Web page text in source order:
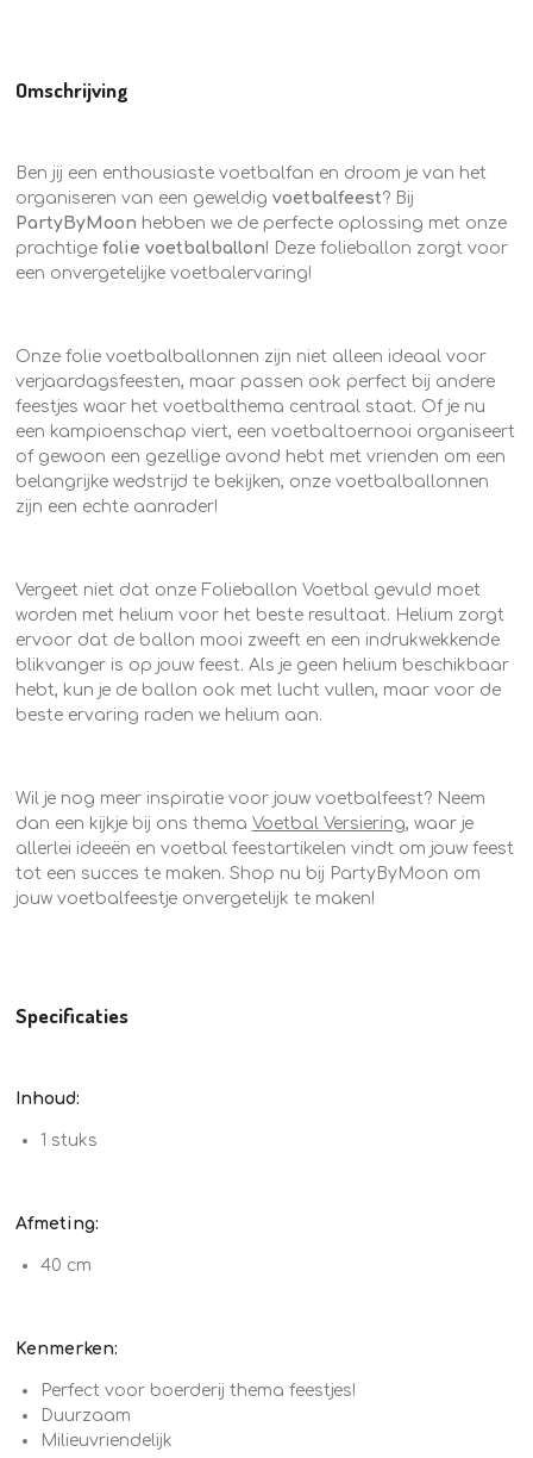
Omschrijving
Ben jij een enthousiaste voetbalfan en droom je van het
organiseren van een geweldig voetbalfeest? Bij
PartyByMoon hebben we de perfecte oplossing met onze
prachtige folie voetbalballon! Deze folieballon zorgt voor
een onvergetelijke voetbalervaring!
Onze folie voetbalballonnen zijn niet alleen ideaal voor
verjaardagsfeesten, maar passen ook perfect bij andere
feestjes waar het voetbalthema centraal staat. Of je nu
een kampioenschap viert, een voetbaltoernooi organiseert
of gewoon een gezellige avond hebt met vrienden om een
belangrijke wedstrijd te bekijken, onze voetbalballonnen
zijn een echte aanrader!
Vergeet niet dat onze Folieballon Voetbal gevuld moet
worden met helium voor het beste resultaat. Helium zorgt
ervoor dat de ballon mooi zweeft en een indrukwekkende
blikvanger is op jouw feest. Als je geen helium beschikbaar
hebt, kun je de ballon ook met lucht vullen, maar voor de
beste ervaring raden we helium aan.
Wil je nog meer inspiratie voor jouw voetbalfeest? Neem
dan een kijkje bij ons thema Voetbal Versiering, waar je
allerlei ideeën en voetbal feestartikelen vindt om jouw feest
tot een succes te maken. Shop nu bij PartyByMoon om
jouw voetbalfeestje onvergetelijk te maken!
Specificaties
Inhoud:
1 stuks
Afmeting:
40 cm
Kenmerken:
Perfect voor boerderij thema feestjes!
Duurzaam
Milieuvriendelijk